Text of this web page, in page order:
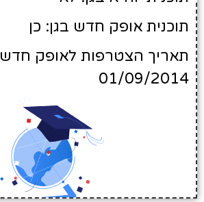
תוכנית אופק חדש בגן: כן
תאריך הצטרפות לאופק חדש:
01/09/2014